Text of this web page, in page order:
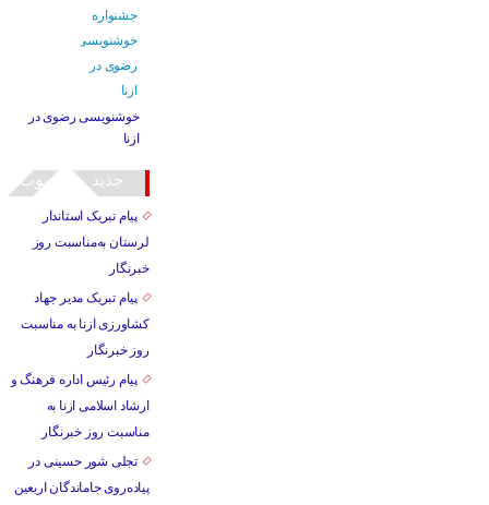
خوشنویسی رضوی در
ازنا
جدید محبوب
پیام تبریک استاندار
لرستان به‌مناسبت روز
خبرنگار
پیام تبریک مدیر جهاد
کشاورزی ازنا به مناسبت
روز خبرنگار
پیام رئیس اداره فرهنگ و
ارشاد اسلامی ازنا به
مناسبت روز خبرنگار
تجلی شور حسینی در
پیاده‌روی جاماندگان اربعین